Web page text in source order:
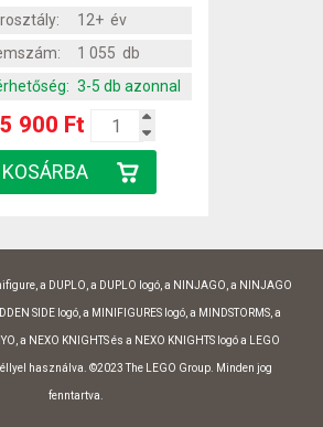
12+ év
1 055 db
3-5 db azonnal
900 Ft
a DUPLO, a DUPLO logó, a NINJAGO, a NINJAGO
SIDE logó, a MINIFIGURES logó, a MINDSTORMS, a
a NEXO KNIGHTS és a NEXO KNIGHTS logó a LEGO
használva. ©2023 The LEGO Group. Minden jog
fenntartva.